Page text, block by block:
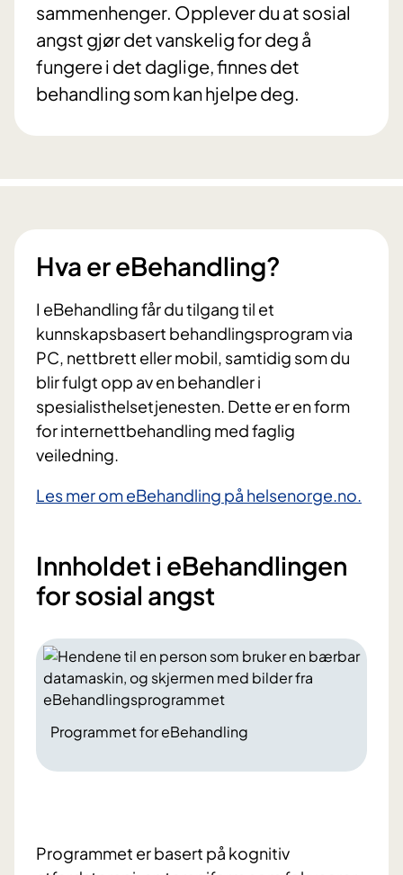
sammenhenger. Opplever du at sosial
angst gjør det vanskelig for deg å
fungere i det daglige, finnes det
behandling som kan hjelpe deg.
Hva er eBehandling?
I eBehandling får du tilgang til et
kunnskapsbasert behandlingsprogram via
PC, nettbrett eller mobil, samtidig som du
blir fulgt opp av en behandler i
spesialisthelsetjenesten. Dette er en form
for internettbehandling med faglig
veiledning.
Les mer om eBehandling på helsenorge.no.
Innholdet i eBehandlingen
for sosial angst
Programmet for eBehandling
Programmet er basert på kognitiv